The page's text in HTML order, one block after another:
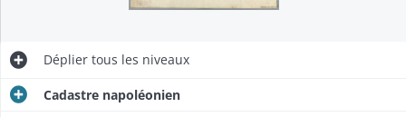
Déplier tous les niveaux
Cadastre napoléonien